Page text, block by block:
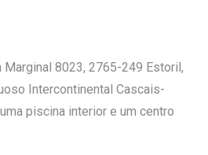
Marginal 8023, 2765-249 Estoril,
Intercontinental Cascais-
piscina interior e um centro